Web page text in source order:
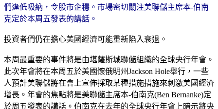
們逢低吸納，令股市企穩。市場密切關注美聯儲主席本-伯南
克定於本周五發表的講話。
投資者們仍在擔心美國經濟可能重新陷入衰退。
本周最重要的事件將是由堪薩斯城聯儲組織的全球央行年會。
此次年會將在本周五於美國懷俄明州Jackson Hole舉行，一些
人預計美聯儲將在會上宣佈採取某種措施措施來刺激美國經濟
增長。年會的焦點將是美聯儲主席本-伯南克(Ben Bernanke)定
於周五發表的講話。伯南克在去年的全球央行年會上暗示將央